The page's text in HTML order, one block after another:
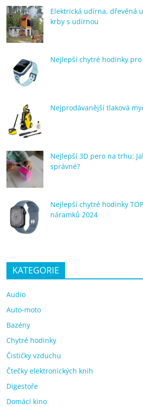
Elektrická udírna, dřevěná
krby s udírnou
Nejlepší chytré hodinky pro
Nejprodávanější tlaková
Nejlepší 3D pero na trhu:
správné?
Nejlepší chytré hodinky
náramků 2024
KATEGORIE
Audio
Auto-moto
Bazény
Chytré hodinky
Čističky vzduchu
Čtečky elektronických knih
Digestoře
Domácí kino